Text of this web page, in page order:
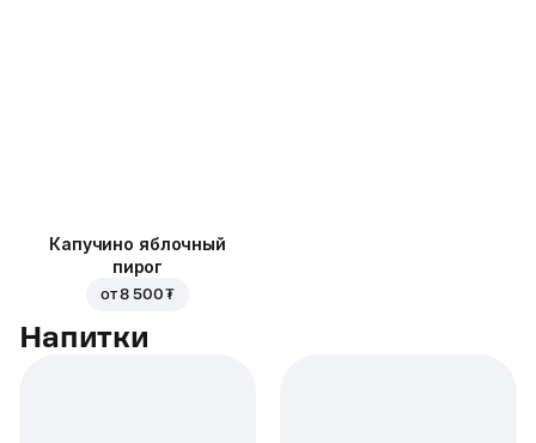
Капучино яблочный
пирог
от8 500 ₮
Напитки